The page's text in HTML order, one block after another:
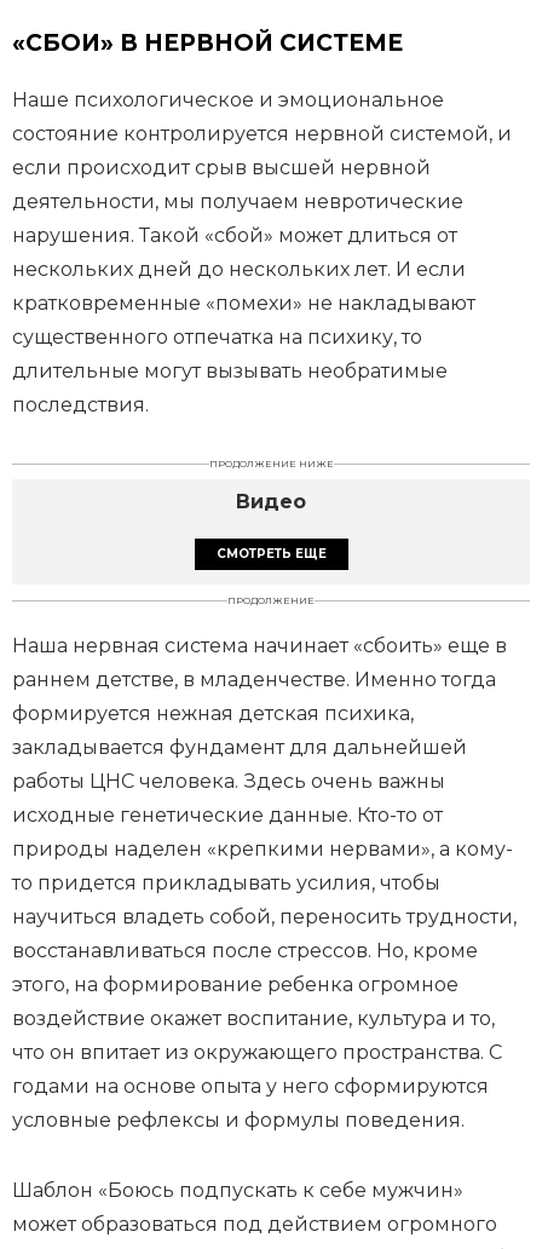
«СБОИ» В НЕРВНОЙ СИСТЕМЕ
Наше психологическое и эмоциональное
состояние контролируется нервной системой, и
если происходит срыв высшей нервной
деятельности, мы получаем невротические
нарушения. Такой «сбой» может длиться от
нескольких дней до нескольких лет. И если
кратковременные «помехи» не накладывают
существенного отпечатка на психику, то
длительные могут вызывать необратимые
последствия.
ПРОДОЛЖЕНИЕ НИЖЕ
Видео
СМОТРЕТЬ ЕЩЕ
ПРОДОЛЖЕНИЕ
Наша нервная система начинает «сбоить» еще в
раннем детстве, в младенчестве. Именно тогда
формируется нежная детская психика,
закладывается фундамент для дальнейшей
работы ЦНС человека. Здесь очень важны
исходные генетические данные. Кто-то от
природы наделен «крепкими нервами», а кому-
то придется прикладывать усилия, чтобы
научиться владеть собой, переносить трудности,
восстанавливаться после стрессов. Но, кроме
этого, на формирование ребенка огромное
воздействие окажет воспитание, культура и то,
что он впитает из окружающего пространства. С
годами на основе опыта у него сформируются
условные рефлексы и формулы поведения.
Шаблон «Боюсь подпускать к себе мужчин»
может образоваться под действием огромного